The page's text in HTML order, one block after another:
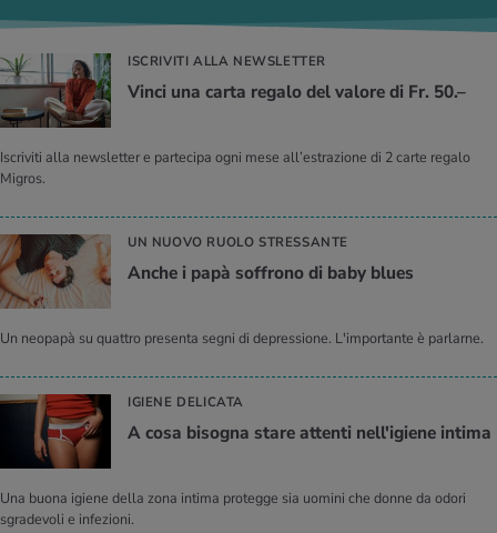
ISCRIVITI ALLA NEWSLETTER
Vinci una carta regalo del valore di Fr. 50.–
Iscriviti alla newsletter e partecipa ogni mese all’estrazione di 2 carte regalo
Migros.
UN NUOVO RUOLO STRESSANTE
Anche i papà soffrono di baby blues
Un neopapà su quattro presenta segni di depressione. L'importante è parlarne.
IGIENE DELICATA
A cosa bisogna stare attenti nell'igiene intima
Una buona igiene della zona intima protegge sia uomini che donne da odori
sgradevoli e infezioni.